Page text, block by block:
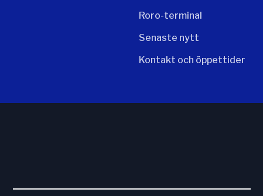
Roro-terminal
Senaste nytt
Kontakt och öppettider